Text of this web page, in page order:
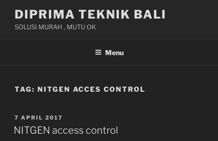
content
DIPRIMA TEKNIK BALI
SOLUSI MURAH , MUTU OK
Menu
TAG: NITGEN ACCES CONTROL
POSTED
ON
7 APRIL 2017
NITGEN access control